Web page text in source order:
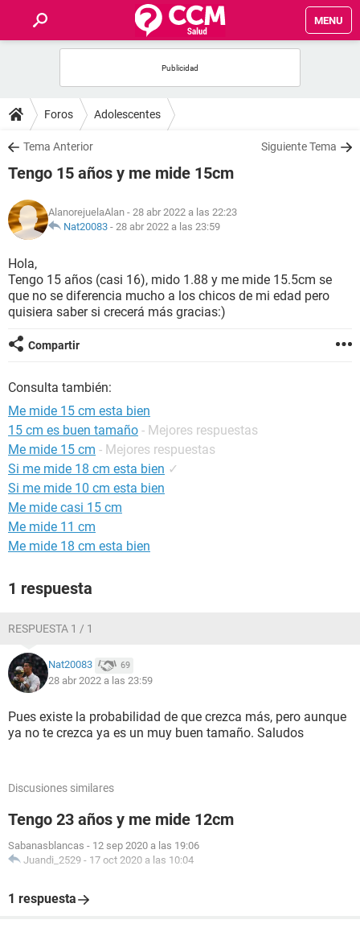
MENU
FOROS
SALUD
FAMILIA
NUTRICIÓN
BIENESTAR
SEXUALIDAD
GLOSARIO
Foros Adolescentes
Tema Anterior Siguiente Tema
Tengo 15 años y me mide 15cm
AlanorejuelaAlan - 28 abr 2022 a las 22:23
Nat20083 - 28 abr 2022 a las 23:59
Hola,
Tengo 15 años (casi 16), mido 1.88 y me mide 15.5cm se
que no se diferencia mucho a los chicos de mi edad pero
quisiera saber si crecerá más gracias:)
Compartir
Consulta también:
Me mide 15 cm esta bien
15 cm es buen tamaño - Mejores respuestas
Me mide 15 cm - Mejores respuestas
Si me mide 18 cm esta bien ✓
Si me mide 10 cm esta bien
Me mide casi 15 cm
Me mide 11 cm
Me mide 18 cm esta bien
1 respuesta
RESPUESTA 1 / 1
Nat20083 69
28 abr 2022 a las 23:59
Pues existe la probabilidad de que crezca más, pero aunque
ya no te crezca ya es un muy buen tamaño. Saludos
Discusiones similares
Tengo 23 años y me mide 12cm
Sabanasblancas - 12 sep 2020 a las 19:06
Juandi_2529 - 17 oct 2020 a las 10:04
1 respuesta